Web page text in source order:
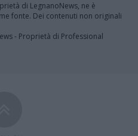
di LegnanoNews, ne è
fonte. Dei contenuti non originali
- Proprietà di Professional